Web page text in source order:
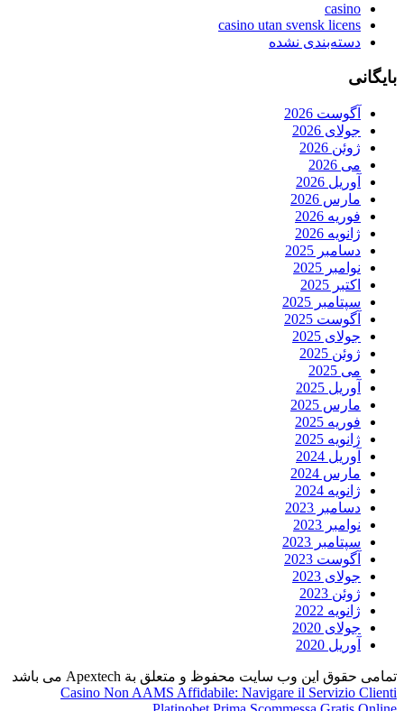
casino
casino utan svensk licens
دسته‌بندی نشده
بایگانی
آگوست 2026
جولای 2026
ژوئن 2026
می 2026
آوریل 2026
مارس 2026
فوریه 2026
ژانویه 2026
دسامبر 2025
نوامبر 2025
اکتبر 2025
سپتامبر 2025
آگوست 2025
جولای 2025
ژوئن 2025
می 2025
آوریل 2025
مارس 2025
فوریه 2025
ژانویه 2025
آوریل 2024
مارس 2024
ژانویه 2024
دسامبر 2023
نوامبر 2023
سپتامبر 2023
آگوست 2023
جولای 2023
ژوئن 2023
ژانویه 2022
جولای 2020
آوریل 2020
تمامی حقوق این وب سایت محفوظ و متعلق بة Apextech می باشد
Casino Non AAMS Affidabile: Navigare il Servizio Clienti